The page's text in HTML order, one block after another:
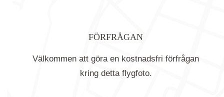
FÖRFRÅGAN
Välkommen att göra en kostnadsfri förfrågan
kring detta flygfoto.